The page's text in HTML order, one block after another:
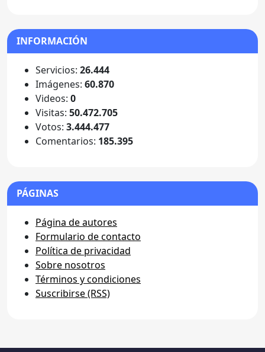
INFORMACIÓN
Servicios: 26.444
Imágenes: 60.870
Videos: 0
Visitas: 50.472.705
Votos: 3.444.477
Comentarios: 185.395
PÁGINAS
Página de autores
Formulario de contacto
Política de privacidad
Sobre nosotros
Términos y condiciones
Suscribirse (RSS)